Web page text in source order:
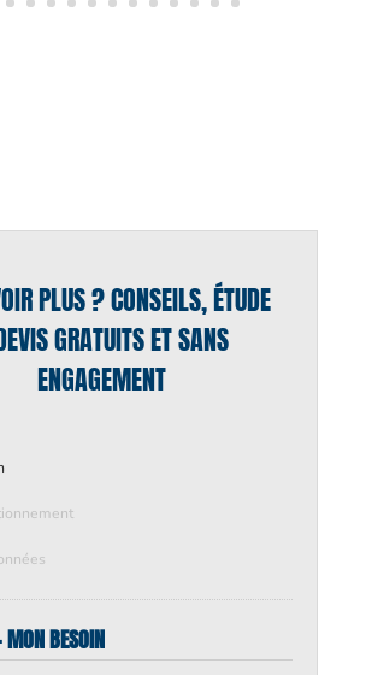
PLUS ? CONSEILS, ÉTUDE
GRATUITS ET SANS
ENGAGEMENT
BESOIN